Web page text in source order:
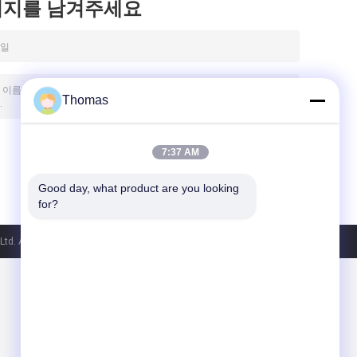
를 남겨주세요
All Rights Reserved.
Thomas
7:37 AM
Good day, what product are you looking
for?